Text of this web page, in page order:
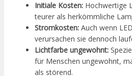
Initiale Kosten: Hochwertige
teurer als herkömmliche
Stromkosten: Auch wenn
verursachen sie dennoch
Lichtfarbe ungewohnt:
für Menschen ungewohnt,
als störend.